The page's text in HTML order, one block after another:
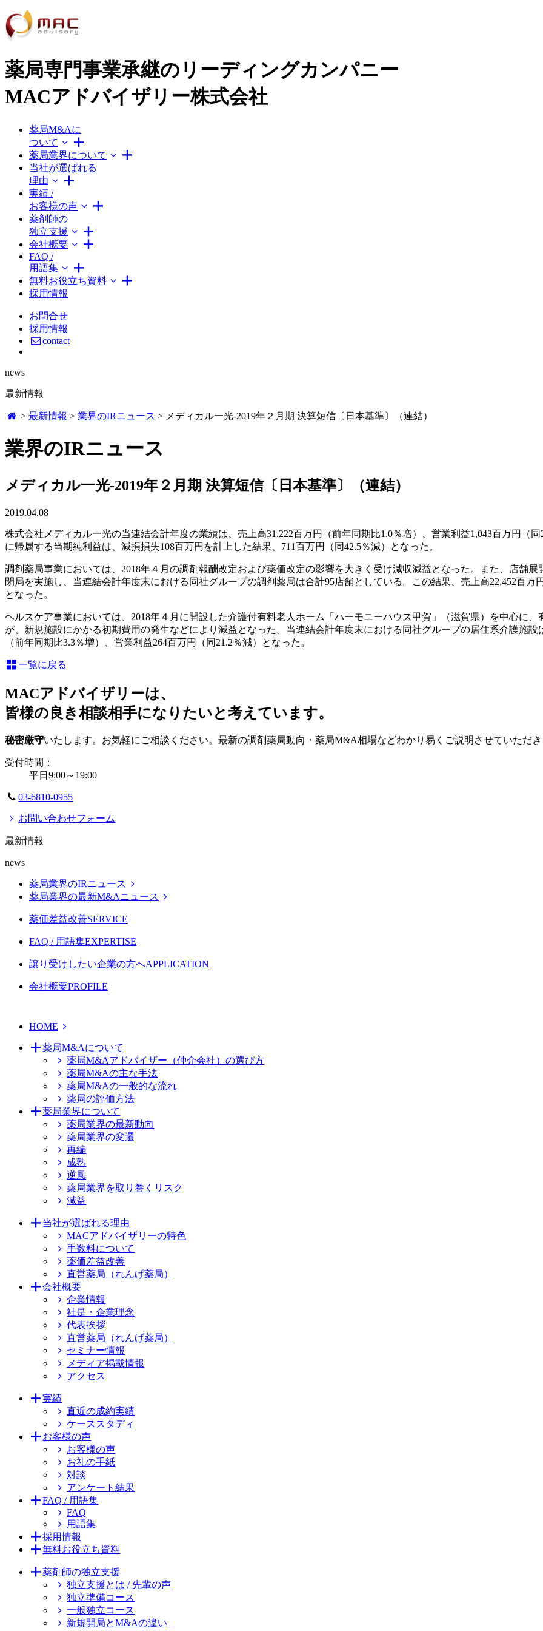
薬局専門事業承継のリーディングカンパニー
MACアドバイザリー株式会社
薬局M&Aに
ついて
薬局業界について
当社が選ばれる
理由
実績 /
お客様の声
薬剤師の
独立支援
会社概要
FAQ /
用語集
無料お役立ち資料
採用情報
お問合せ
採用情報
contact
news
最新情報
>最新情報 >業界のIRニュース > メディカル一光-2019年２月期 決算短信〔日本基準〕（連結）
業界のIRニュース
メディカル一光-2019年２月期 決算短信〔日本基準〕（連結）
2019.04.08
株式会社メディカル一光の当連結会計年度の業績は、売上高31,222百万円（前年同期比1.0％増）、営業利益1,043百万円（
に帰属する当期純利益は、減損損失108百万円を計上した結果、711百万円（同42.5％減）となった。
調剤薬局事業においては、2018年４月の調剤報酬改定および薬価改定の影響を大きく受け減収減益となった。また、店舗
閉局を実施し、当連結会計年度末における同社グループの調剤薬局は合計95店舗としている。この結果、売上高22,452百万
となった。
ヘルスケア事業においては、2018年４月に開設した介護付有料老人ホーム「ハーモニーハウス甲賀」（滋賀県）を中心に
が、新規施設にかかる初期費用の発生などにより減益となった。当連結会計年度末における同社グループの居住系介護施設
（前年同期比3.3％増）、営業利益264百万円（同21.2％減）となった。
一覧に戻る
MACアドバイザリーは、
皆様の良き相談相手になりたいと考えています。
秘密厳守いたします。お気軽にご相談ください。最新の調剤薬局動向・薬局M&A相場などわかり易くご説明させていただ
受付時間：
平日9:00～19:00
03-6810-0955
お問い合わせフォーム
最新情報
news
薬局業界のIRニュース
薬局業界の最新M&Aニュース
薬価差益改善SERVICE
FAQ / 用語集EXPERTISE
譲り受けしたい企業の方へAPPLICATION
会社概要PROFILE
HOME
薬局M&Aについて
薬局M&Aアドバイザー（仲介会社）の選び方
薬局M&Aの主な手法
薬局M&Aの一般的な流れ
薬局の評価方法
薬局業界について
薬局業界の最新動向
薬局業界の変遷
再編
成熟
逆風
薬局業界を取り巻くリスク
減益
当社が選ばれる理由
MACアドバイザリーの特色
手数料について
薬価差益改善
直営薬局（れんげ薬局）
会社概要
企業情報
社是・企業理念
代表挨拶
直営薬局（れんげ薬局）
セミナー情報
メディア掲載情報
アクセス
実績
直近の成約実績
ケーススタディ
お客様の声
お客様の声
お礼の手紙
対談
アンケート結果
FAQ / 用語集
FAQ
用語集
採用情報
無料お役立ち資料
薬剤師の独立支援
独立支援とは / 先輩の声
独立準備コース
一般独立コース
新規開局とM&Aの違い